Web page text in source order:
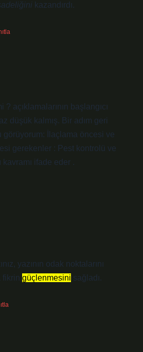
kazandırdı.
açıklamalarının başlangıcı
düşük kalmış. Bir adım geri
görüyorum: İlaçlama öncesi ve
gerekenler : Pest kontrolü ve
kavramı ifade eder .
yazının odak noktalarını
fikrin güçlenmesini sağladı.